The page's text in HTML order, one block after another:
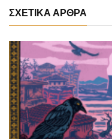
ΣΧΕΤΙΚΑ ΑΡΘΡΑ